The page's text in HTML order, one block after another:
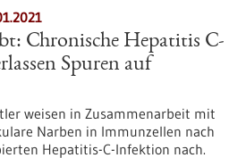
Chronische Hepatitis C-
Spuren auf
weisen in Zusammenarbeit mit
Narben in Immunzellen nach
Hepatitis-C-Infektion nach.